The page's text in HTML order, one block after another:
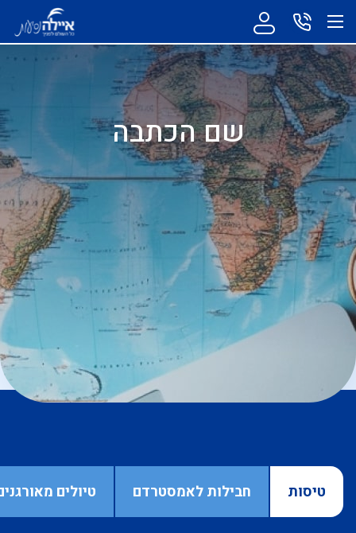
שם הכתבה
טיסות חבילות לאמסטרדם טיולים